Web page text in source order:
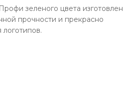
зеленого цвета изготовлен
прочности и прекрасно